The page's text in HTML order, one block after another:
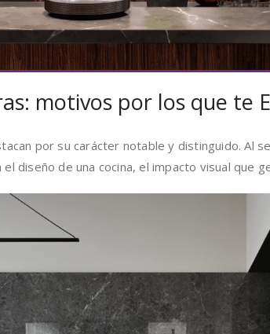
motivos por los que te
por su carácter notable y distinguido. Al
diseño de una cocina, el impacto visual que